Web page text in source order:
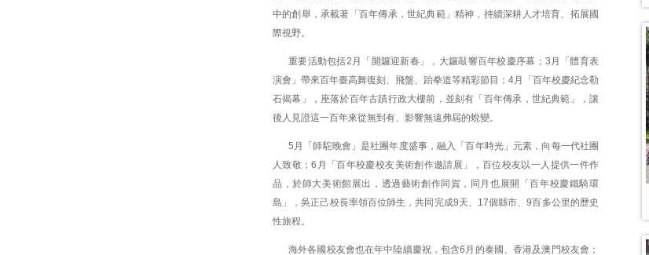
中的創舉，承載著「百年傳承，世紀典範」精神，持續深耕人才培育、拓展國
際視野。
重要活動包括2月「開鑼迎新春」，大鑼敲響百年校慶序幕；3月「體育表
演會」帶來百年臺高舞復刻、飛盤、跆拳道等精彩節目；4月「百年校慶紀念勒
石揭幕」，座落於百年古蹟行政大樓前，並刻有「百年傳承，世紀典範」，讓
後人見證這一百年來從無到有、影響無遠弗屆的蛻變。
5月「師駝晚會」是社團年度盛事，融入「百年時光」元素，向每一代社團
人致敬；6月「百年校慶校友美術創作邀請展」，百位校友以一人提供一件作
品，於師大美術館展出，透過藝術創作同賀，同月也展開「百年校慶鐵騎環
島」，吳正己校長率領百位師生，共同完成9天、17個縣市、9百多公里的歷史
性旅程。
海外各國校友會也在年中陸續慶祝，包含6月的泰國、香港及澳門校友會；